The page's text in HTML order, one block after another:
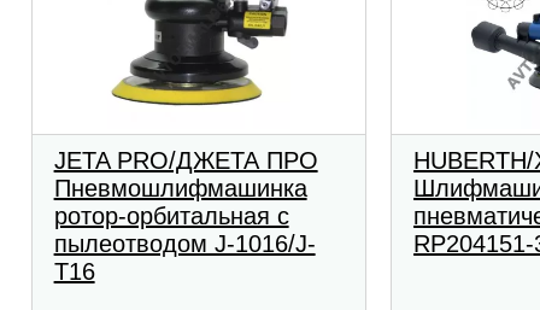
JETA PRO/ДЖЕТА ПРО
Пневмошлифмашинка
ротор-орбитальная с
пылеотводом J-1016/J-
T16
RP204151-